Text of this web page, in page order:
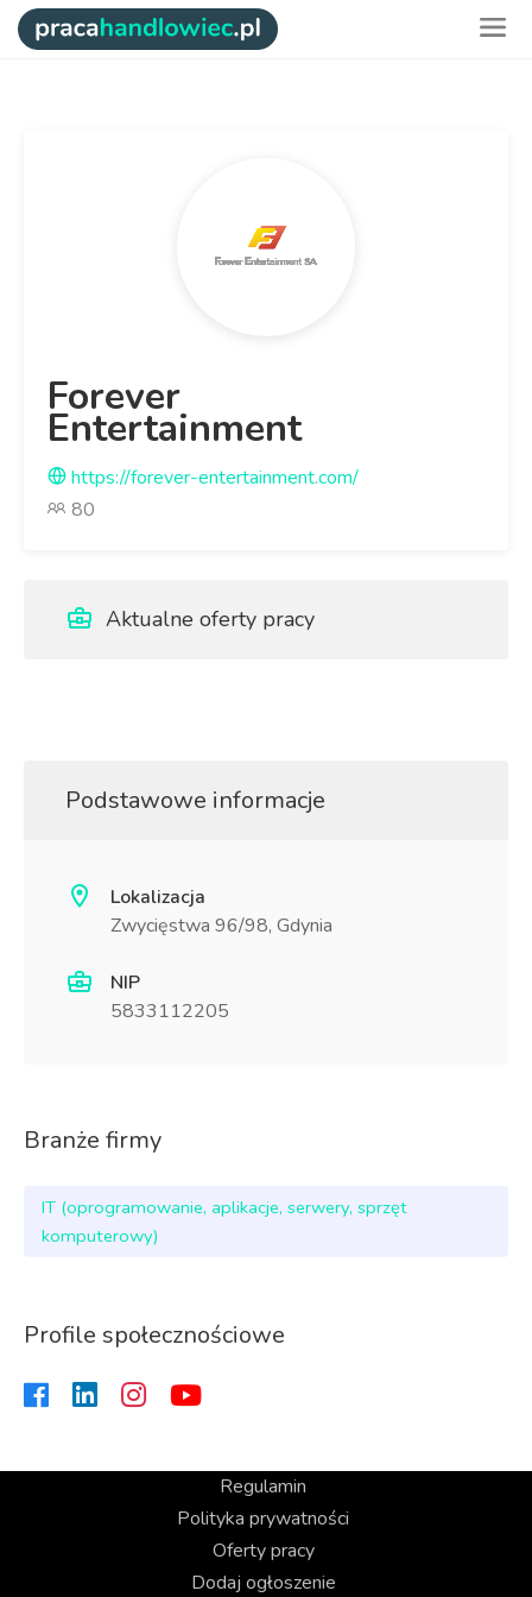
Forever
Entertainment
https://forever-entertainment.com/
80
Aktualne oferty pracy
Podstawowe informacje
Lokalizacja
Zwycięstwa 96/98, Gdynia
NIP
5833112205
Branże firmy
IT (oprogramowanie, aplikacje, serwery, sprzęt
komputerowy)
Profile społecznościowe
Regulamin
Polityka prywatności
Oferty pracy
Dodaj ogłoszenie